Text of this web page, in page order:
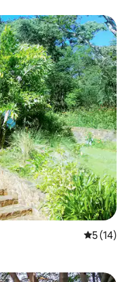
5 de uma
5 (14)